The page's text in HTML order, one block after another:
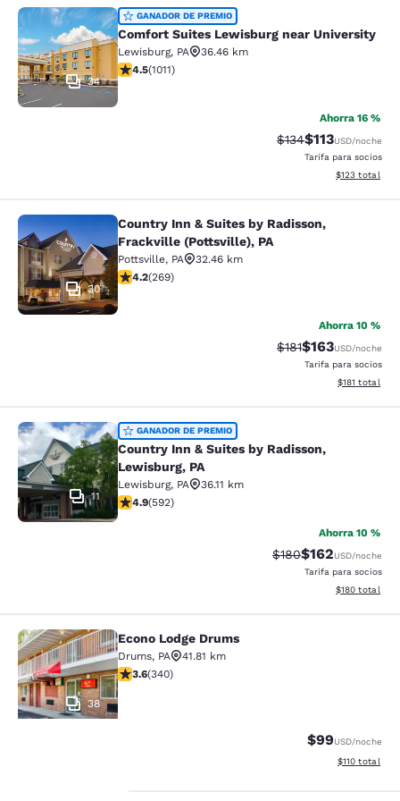
Comfort Suites Lewisburg near
34
GANADOR DE PREMIO
Comfort Suites Lewisburg near University
Lewisburg, PA
36.46 km
Calificación de 4.45 estrellas. Excelente. 1011 reseñas
4.5(1011)
Ahorra 16 %
Tarifa tachada:
$134Tarifa reducida:
$113USD/noche
Tarifa para socios
Ver detalles
$123 total
Country Inn & Suites by Radisson,
30
Country Inn & Suites by Radisson,
Frackville (Pottsville), PA
Pottsville, PA
32.46 km
Calificación de 4.24 estrellas. Excelente. 269 reseñas
4.2(269)
Ahorra 10 %
Tarifa tachada:
$181Tarifa reducida:
$163USD/noche
Tarifa para socios
Ver detalles
$181 total
Country Inn & Suites by Radisson,
11
GANADOR DE PREMIO
Country Inn & Suites by Radisson,
Lewisburg, PA
Lewisburg, PA
36.11 km
Calificación de 4.94 estrellas. Excepcional. 592
4.9(592)
Ahorra 10 %
Tarifa tachada:
$180Tarifa reducida:
$162USD/noche
Tarifa para socios
Ver detalles
$180 total
Econo Lodge Drums
38
Econo Lodge Drums
Drums, PA
41.81 km
Calificación de 3.62 estrellas. Bueno. 340 reseñas
3.6(340)
$99USD/noche
Ver detalles
$110 total